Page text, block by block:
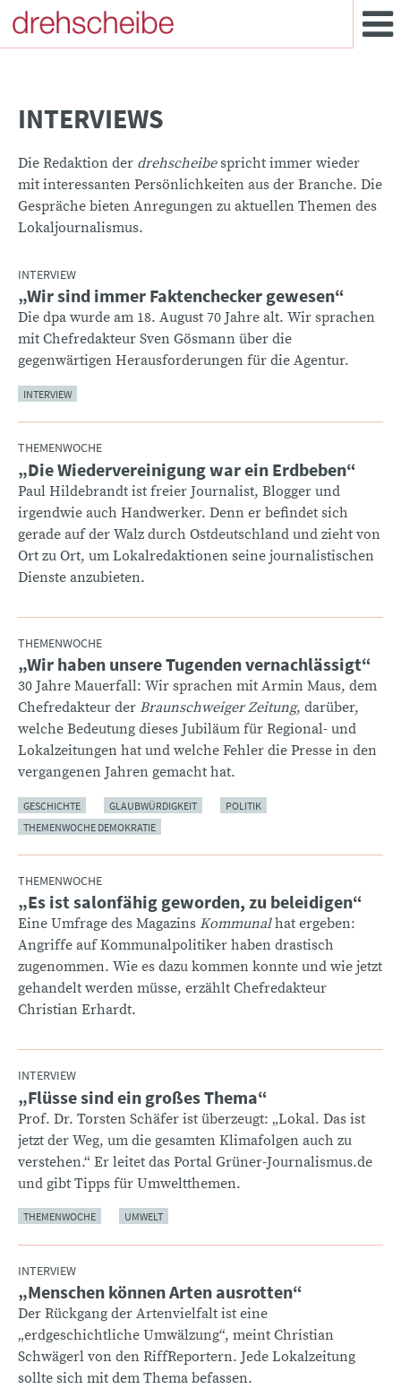
INTERVIEWS
Die Redaktion der drehscheibespricht immer wieder
mit interessanten Persönlichkeiten aus der Branche. Die
Gespräche bieten Anregungen zu aktuellen Themen des
Lokaljournalismus.
INTERVIEW
:„Wir sind immer Faktenchecker gewesen“
Die dpa wurde am 18. August 70 Jahre alt. Wir sprachen
mit Chefredakteur Sven Gösmann über die
gegenwärtigen Herausforderungen für die Agentur.
INTERVIEW
THEMENWOCHE
:„Die Wiedervereinigung war ein Erdbeben“
Paul Hildebrandt ist freier Journalist, Blogger und
irgendwie auch Handwerker. Denn er befindet sich
gerade auf der Walz durch Ostdeutschland und zieht von
Ort zu Ort, um Lokalredaktionen seine journalistischen
Dienste anzubieten.
THEMENWOCHE
:„Wir haben unsere Tugenden vernachlässigt“
30 Jahre Mauerfall: Wir sprachen mit Armin Maus, dem
Chefredakteur der Braunschweiger Zeitung, darüber,
welche Bedeutung dieses Jubiläum für Regional- und
Lokalzeitungen hat und welche Fehler die Presse in den
vergangenen Jahren gemacht hat.
GESCHICHTE GLAUBWÜRDIGKEIT
POLITIK
THEMENWOCHE DEMOKRATIE
THEMENWOCHE
:„Es ist salonfähig geworden, zu beleidigen“
Eine Umfrage des Magazins Kommunalhat ergeben:
Angriffe auf Kommunalpolitiker haben drastisch
zugenommen. Wie es dazu kommen konnte und wie jetzt
gehandelt werden müsse, erzählt Chefredakteur
Christian Erhardt.
INTERVIEW
:„Flüsse sind ein großes Thema“
Prof. Dr. Torsten Schäfer ist überzeugt: „Lokal. Das ist
jetzt der Weg, um die gesamten Klimafolgen auch zu
verstehen.“ Er leitet das Portal Grüner-Journalismus.de
und gibt Tipps für Umweltthemen.
THEMENWOCHE UMWELT
INTERVIEW
:„Menschen können Arten ausrotten“
Der Rückgang der Artenvielfalt ist eine
„erdgeschichtliche Umwälzung“, meint Christian
Schwägerl von den RiffReportern. Jede Lokalzeitung
sollte sich mit dem Thema befassen.